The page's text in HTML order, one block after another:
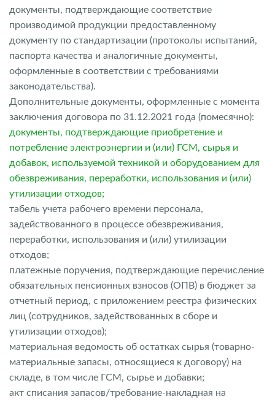
документы, подтверждающие соответствие
производимой продукции предоставленному
документу по стандартизации (протоколы испытаний,
паспорта качества и аналогичные документы,
оформленные в соответствии с требованиями
законодательства).
Дополнительные документы, оформленные с момента
заключения договора по 31.12.2021 года (помесячно):
документы, подтверждающие приобретение и
потребление электроэнергии и (или) ГСМ, сырья и
добавок, используемой техникой и оборудованием для
обезвреживания, переработки, использования и (или)
утилизации отходов;
табель учета рабочего времени персонала,
задействованного в процессе обезвреживания,
переработки, использования и (или) утилизации
отходов;
платежные поручения, подтверждающие перечисление
обязательных пенсионных взносов (ОПВ) в бюджет за
отчетный период, с приложением реестра физических
лиц (сотрудников, задействованных в сборе и
утилизации отходов);
материальная ведомость об остатках сырья (товарно-
материальные запасы, относящиеся к договору) на
складе, в том числе ГСМ, сырье и добавки;
акт списания запасов/требование-накладная на